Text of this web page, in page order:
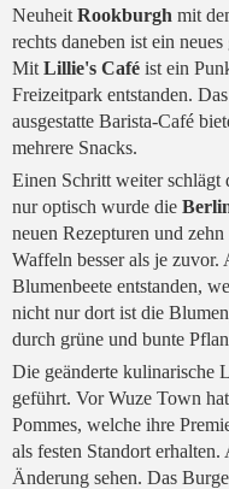
Neuheit Rookburgh mit
rechts daneben ist ein
Mit Lillie's Café ist ein
Freizeitpark entstanden.
ausgestatte Barista-Café
mehrere Snacks.
Einen Schritt weiter schlägt
nur optisch wurde die
neuen Rezepturen und
Waffeln besser als je zuvor.
Blumenbeete entstanden,
nicht nur dort ist die
durch grüne und bunte
Die geänderte kulinarische
geführt. Vor Wuze Town
Pommes, welche ihre
als festen Standort
Änderung sehen. Das